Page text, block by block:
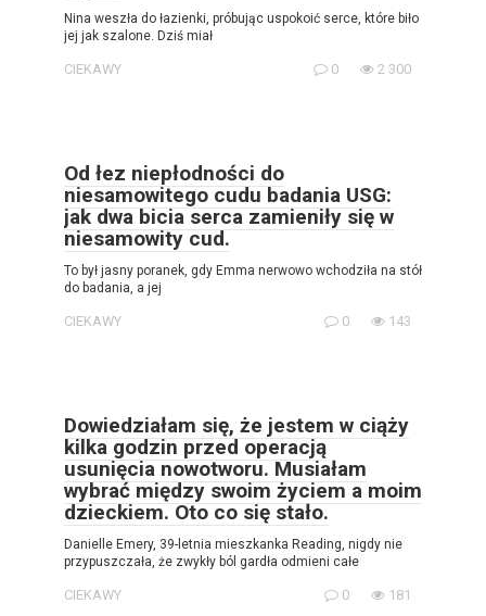
Nina weszła do łazienki, próbując uspokoić serce, które biło
jej jak szalone. Dziś miał
CIEKAWY 0 2 300
Od łez niepłodności do
niesamowitego cudu badania USG:
jak dwa bicia serca zamieniły się w
niesamowity cud.
To był jasny poranek, gdy Emma nerwowo wchodziła na stół
do badania, a jej
CIEKAWY 0 143
Dowiedziałam się, że jestem w ciąży
kilka godzin przed operacją
usunięcia nowotworu. Musiałam
wybrać między swoim życiem a moim
dzieckiem. Oto co się stało.
Danielle Emery, 39-letnia mieszkanka Reading, nigdy nie
przypuszczała, że zwykły ból gardła odmieni całe
CIEKAWY 0 181